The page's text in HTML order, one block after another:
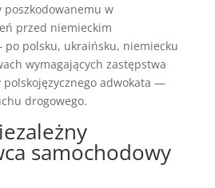
poszkodowanemu w
przed niemieckim
polsku, ukraińsku, niemiecku
wymagających zastępstwa
adwokata —
drogowego.
samochodowy